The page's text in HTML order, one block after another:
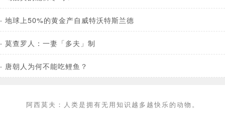
· 地球上50%的黄金产自威特沃特斯兰德
· 莫查罗人：一妻「多夫」制
· 唐朝人为何不能吃鲤鱼？
阿西莫夫：人类是拥有无用知识越多越快乐的动物。